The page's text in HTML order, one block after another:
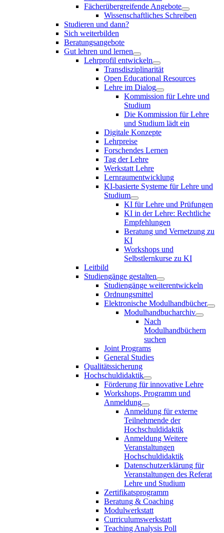
Fächerübergreifende Angebote
Wissenschaftliches Schreiben
Studieren und dann?
Sich weiterbilden
Beratungsangebote
Gut lehren und lernen
Lehrprofil entwickeln
Transdisziplinarität
Open Educational Resources
Lehre im Dialog
Kommission für Lehre und
Studium
Die Kommission für Lehre
und Studium lädt ein
Digitale Konzepte
Lehrpreise
Forschendes Lernen
Tag der Lehre
Werkstatt Lehre
Lernraumentwicklung
KI-basierte Systeme für Lehre und
Studium
KI für Lehre und Prüfungen
KI in der Lehre: Rechtliche
Empfehlungen
Beratung und Vernetzung zu
KI
Workshops und
Selbstlernkurse zu KI
Leitbild
Studiengänge gestalten
Studiengänge weiterentwickeln
Ordnungsmittel
Elektronische Modulhandbücher
Modulhandbucharchiv
Nach
Modulhandbüchern
suchen
Joint Programs
General Studies
Qualitätssicherung
Hochschuldidaktik
Förderung für innovative Lehre
Workshops, Programm und
Anmeldung
Anmeldung für externe
Teilnehmende der
Hochschuldidaktik
Anmeldung Weitere
Veranstaltungen
Hochschuldidaktik
Datenschutzerklärung für
Veranstaltungen des Referat
Lehre und Studium
Zertifikatsprogramm
Beratung & Coaching
Modulwerkstatt
Curriculumswerkstatt
Teaching Analysis Poll